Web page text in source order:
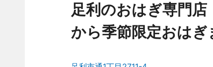
足利のおはぎ専門
から季節限定おはぎ